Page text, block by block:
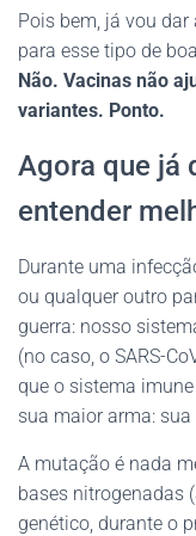
Pois bem, já vou
para esse tipo de
Não. Vacinas não
variantes. Ponto.
Agora que já
entender
Durante uma
ou qualquer outro
guerra: nosso
(no caso, o SARS-
que o sistema
sua maior arma:
A mutação é nada
bases nitrogenadas
genético, durante o